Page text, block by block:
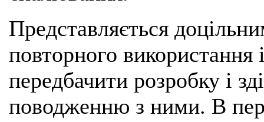
Представляється
повторного
передбачити розробку і
поводженню з ними. В